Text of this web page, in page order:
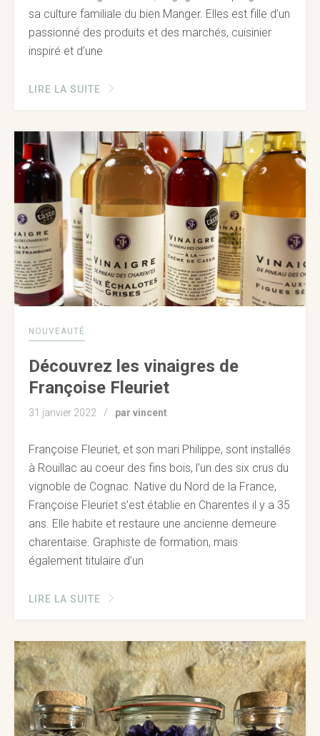
sa culture familiale du bien Manger. Elles est fille d’un
passionné des produits et des marchés, cuisinier
inspiré et d’une
LIRE LA SUITE
NOUVEAUTÉ
Découvrez les vinaigres de
Françoise Fleuriet
31 janvier 2022 par vincent
Françoise Fleuriet, et son mari Philippe, sont installés
à Rouillac au coeur des fins bois, l’un des six crus du
vignoble de Cognac. Native du Nord de la France,
Françoise Fleuriet s’est établie en Charentes il y a 35
ans. Elle habite et restaure une ancienne demeure
charentaise. Graphiste de formation, mais
également titulaire d’un
LIRE LA SUITE